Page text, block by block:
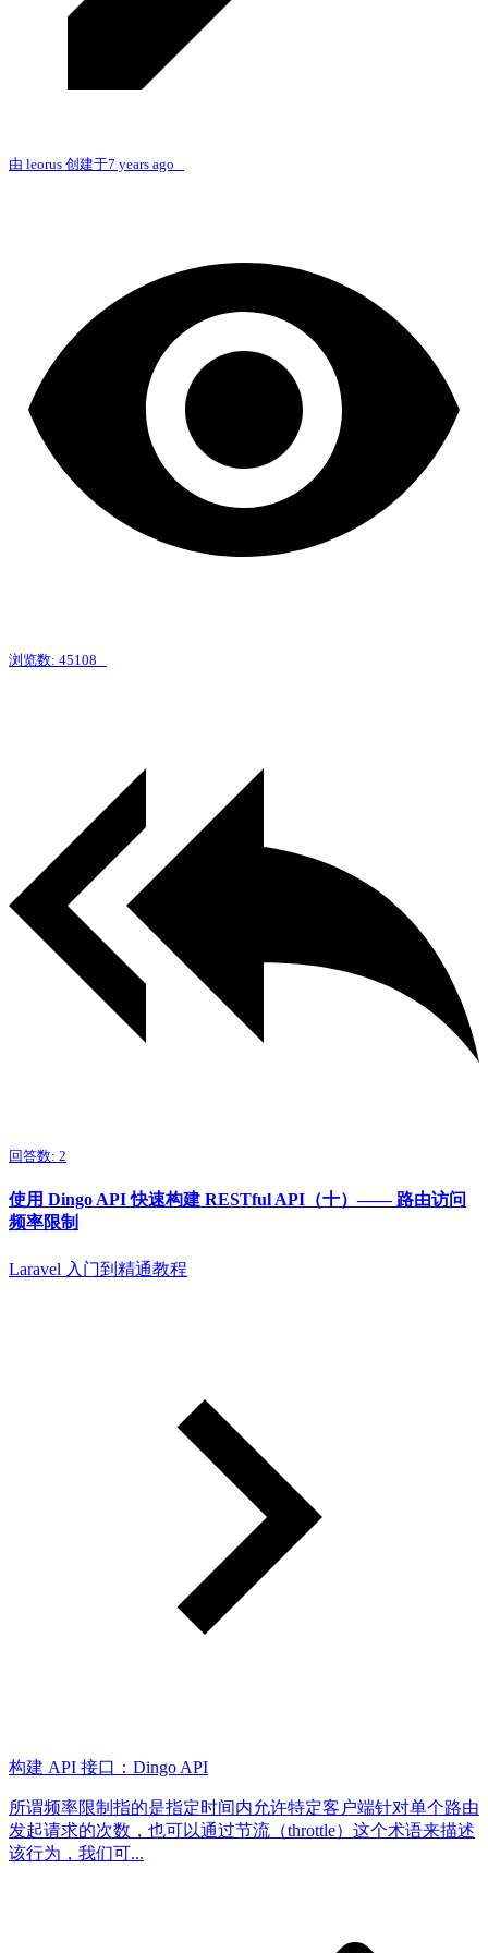
由 leorus 创建于7 years ago
浏览数: 45108
回答数: 2
使用 Dingo API 快速构建 RESTful API（十）—— 路由访问
频率限制
Laravel 入门到精通教程
构建 API 接口：Dingo API
所谓频率限制指的是指定时间内允许特定客户端针对单个路由
发起请求的次数，也可以通过节流（throttle）这个术语来描述
该行为，我们可...